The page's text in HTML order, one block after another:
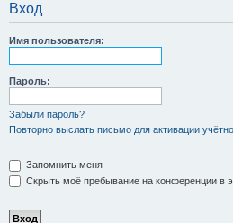
Вход
Имя пользователя:
Пароль:
Забыли пароль?
Повторно выслать письмо для активации
Запомнить меня
Скрыть моё пребывание на конференции в